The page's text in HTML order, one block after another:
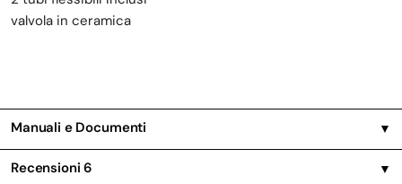
valvola in ceramica
Manuali e Documenti ▼
Recensioni6 ▼